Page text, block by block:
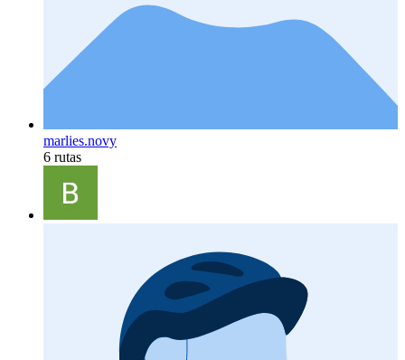
marlies.novy
6 rutas